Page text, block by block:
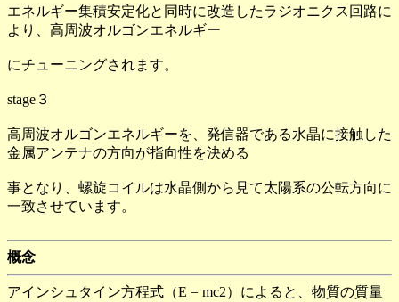
エネルギー集積安定化と同時に改造したラジオニクス回路に
より、高周波オルゴンエネルギー
にチューニングされます。
stage３
高周波オルゴンエネルギーを、発信器である水晶に接触した
金属アンテナの方向が指向性を決める
事となり、螺旋コイルは水晶側から見て太陽系の公転方向に
一致させています。
概念
アインシュタイン方程式（E = mc2）によると、物質の質量